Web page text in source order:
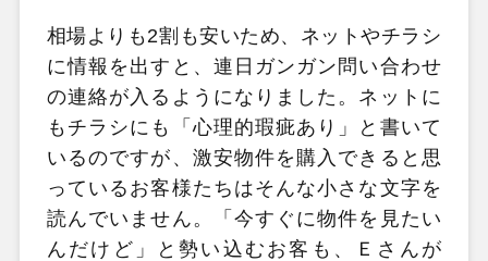
相場よりも2割も安いため、ネットやチラシ
に情報を出すと、連日ガンガン問い合わせ
の連絡が入るようになりました。ネットに
もチラシにも「心理的瑕疵あり」と書いて
いるのですが、激安物件を購入できると思
っているお客様たちはそんな小さな文字を
読んでいません。「今すぐに物件を見たい
んだけど」と勢い込むお客も、Ｅさんが